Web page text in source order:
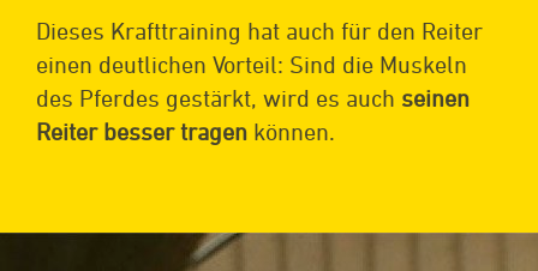
Dieses Krafttraining hat auch für den Reiter
einen deutlichen Vorteil: Sind die Muskeln
des Pferdes gestärkt, wird es auch seinen
Reiter besser tragen können.